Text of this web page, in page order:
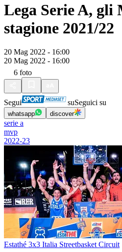
Lega Serie A, gli
stagione 2021/22
20 Mag 2022 - 16:00
20 Mag 2022 - 16:00
6 foto
Segui suSeguici su
whatsapp discover
serie a
mvp
2022-23
Estathé 3x3 Italia Streetbasket Circuit